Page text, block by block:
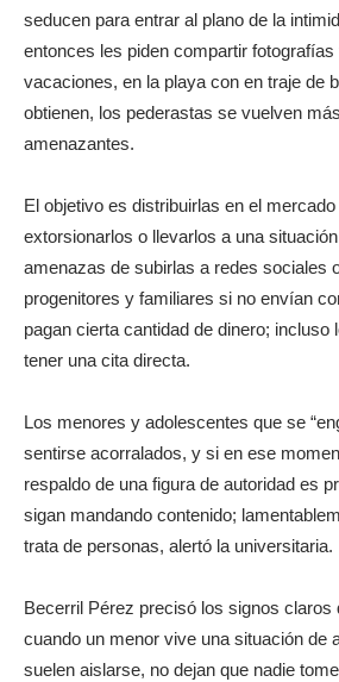
seducen para entrar al plano de la
entonces les piden compartir
vacaciones, en la playa con en traje de
obtienen, los pederastas se vuelven
amenazantes.
El objetivo es distribuirlas en el
extorsionarlos o llevarlos a una
amenazas de subirlas a redes sociales
progenitores y familiares si no envían
pagan cierta cantidad de dinero; incluso
tener una cita directa.
Los menores y adolescentes que se
sentirse acorralados, y si en ese
respaldo de una figura de autoridad es
sigan mandando contenido;
trata de personas, alertó la universitaria.
Becerril Pérez precisó los signos claros
cuando un menor vive una situación de
suelen aislarse, no dejan que nadie